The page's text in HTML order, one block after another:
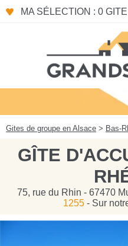
MA SÉLECTION : 0 GITE
Gites de groupe en Alsace > Bas-
GÎTE
75, rue du Rhin - 67470
1255- Sur
Panneau de gestion des